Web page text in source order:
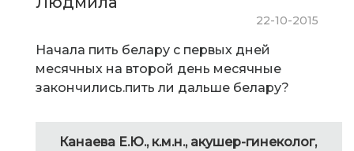
22-10-2015
Начала пить белару с первых дней
месячных на второй день месячные
закончились.пить ли дальше белару?
Канаева Е.Ю., к.м.н., акушер-гинеколог,